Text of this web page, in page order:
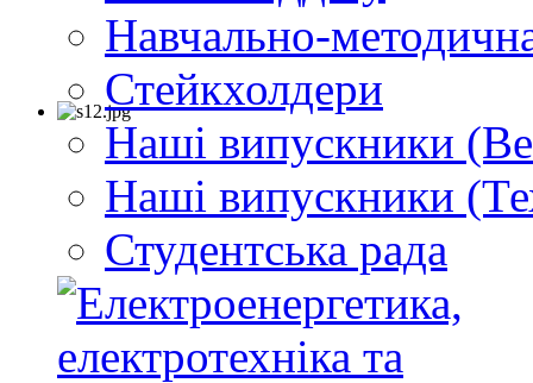
Навчально-
Стейкхолдери
Наші випускники
Наші випускники
Студентська рада